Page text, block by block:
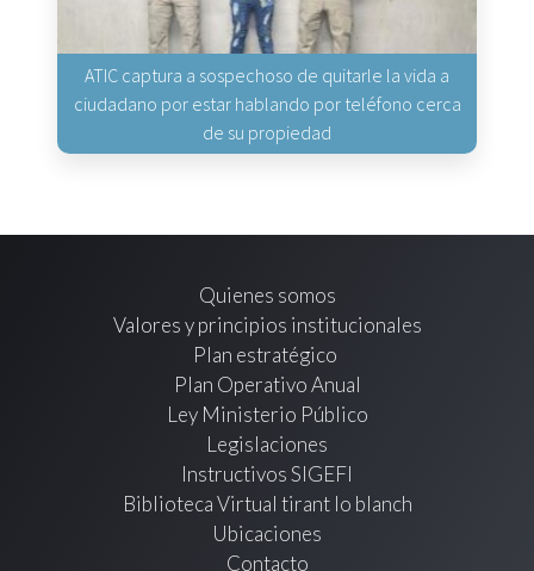
ATIC captura a sospechoso de quitarle la vida a
ciudadano por estar hablando por teléfono cerca
de su propiedad
Quienes somos
Valores y principios institucionales
Plan estratégico
Plan Operativo Anual
Ley Ministerio Público
Legislaciones
Instructivos SIGEFI
Biblioteca Virtual tirant lo blanch
Ubicaciones
Contacto